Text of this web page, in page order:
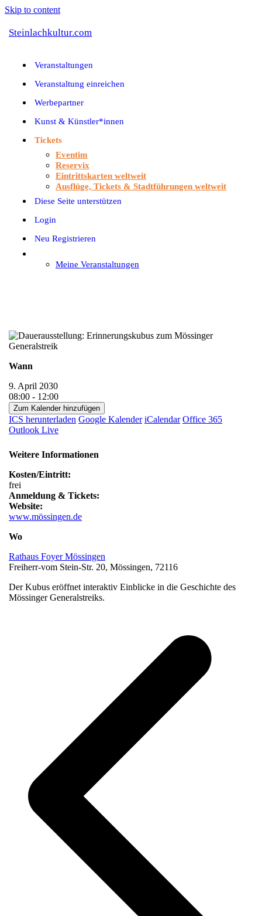
Skip to content
Steinlachkultur.com
Veranstaltungen
Veranstaltung einreichen
Werbepartner
Kunst & Künstler*innen
Tickets
Eventim
Reservix
Eintrittskarten weltweit
Ausflüge, Tickets & Stadtführungen weltweit
Diese Seite unterstützen
Login
Neu Registrieren
Meine Veranstaltungen
Wann
9. April 2030
08:00 - 12:00
Zum Kalender hinzufügen
ICS herunterladen Google Kalender iCalendar Office 365
Outlook Live
Weitere Informationen
Kosten/Eintritt:
frei
Anmeldung & Tickets:
Website:
www.mössingen.de
Wo
Rathaus Foyer Mössingen
Freiherr-vom Stein-Str. 20, Mössingen, 72116
Der Kubus eröffnet interaktiv Einblicke in die Geschichte des
Mössinger Generalstreiks.